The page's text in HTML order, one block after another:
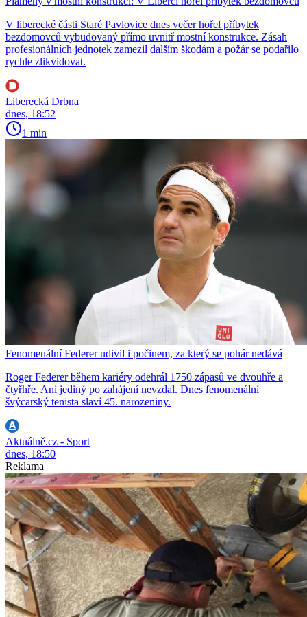
V liberecké části Staré Pavlovice dnes večer hořel příbytek
bezdomovců vybudovaný přímo uvnitř mostní konstrukce. Zásah
profesionálních jednotek zamezil dalším škodám a požár se podařilo
rychle zlikvidovat.
Liberecká Drbna
dnes, 18:52
1 min
Fenomenální Federer udivil i počinem, za který se pohár nedává
Roger Federer během kariéry odehrál 1750 zápasů ve dvouhře a
čtyřhře. Ani jediný po zahájení nevzdal. Dnes fenomenální
švýcarský tenista slaví 45. narozeniny.
Aktuálně.cz - Sport
dnes, 18:50
Reklama